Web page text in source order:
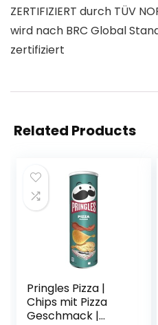
ZERTIFIZIERT durch TÜV
wird nach BRC Global
zertifiziert
Related Products
Pringles Pizza |
Chips mit Pizza
Geschmack |